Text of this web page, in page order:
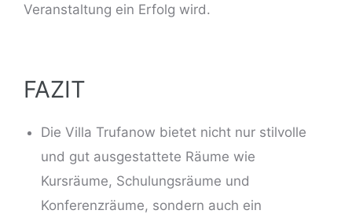
Veranstaltung ein Erfolg wird.
FAZIT
Die Villa Trufanow bietet nicht nur stilvolle
und gut ausgestattete Räume wie
Kursräume, Schulungsräume und
Konferenzräume, sondern auch ein